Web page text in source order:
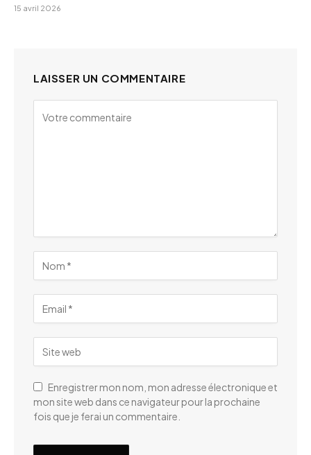
15 avril 2026
LAISSER UN COMMENTAIRE
Enregistrer mon nom, mon adresse électronique et
mon site web dans ce navigateur pour la prochaine
fois que je ferai un commentaire.